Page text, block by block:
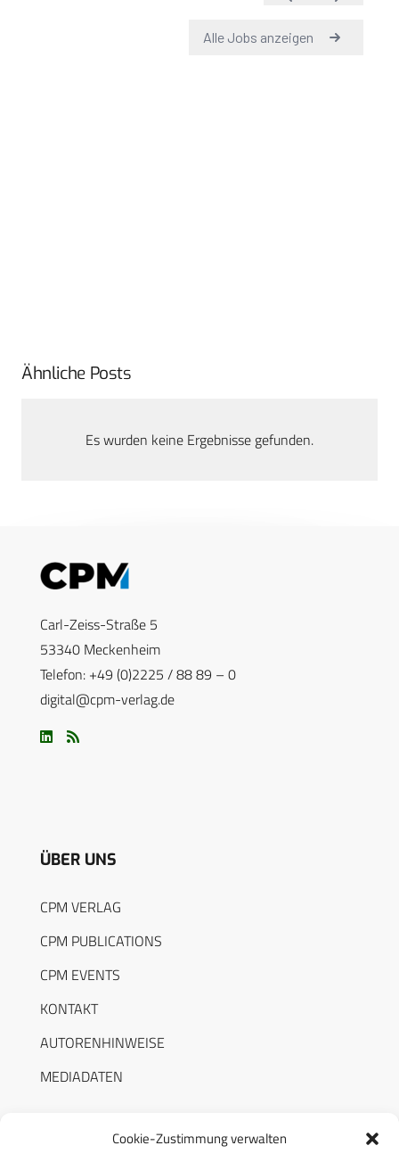
Cookie-Zustimmung verwalten
Ähnliche Posts
Es wurden keine Ergebnisse gefunden.
Carl-Zeiss-Straße 5
53340 Meckenheim
Telefon: +49 (0)2225 / 88 89 – 0
digital@cpm-verlag.de
ÜBER UNS
CPM VERLAG
CPM PUBLICATIONS
CPM EVENTS
KONTAKT
AUTORENHINWEISE
MEDIADATEN